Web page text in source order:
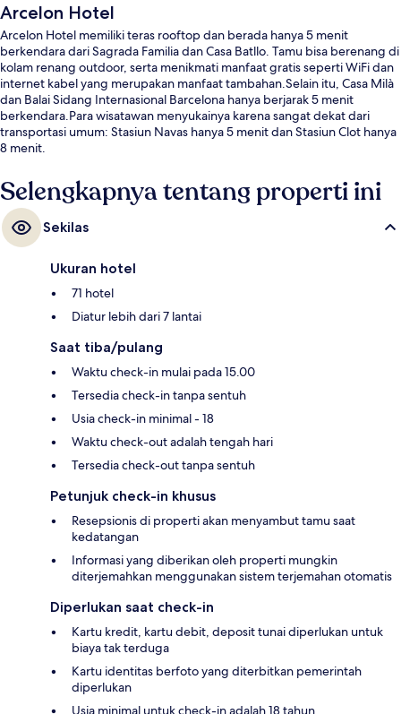
Arcelon Hotel
Arcelon Hotel memiliki teras rooftop dan berada hanya 5 menit
berkendara dari Sagrada Familia dan Casa Batllo. Tamu bisa berenang di
kolam renang outdoor, serta menikmati manfaat gratis seperti WiFi dan
internet kabel yang merupakan manfaat tambahan.Selain itu, Casa Milà
dan Balai Sidang Internasional Barcelona hanya berjarak 5 menit
berkendara.Para wisatawan menyukainya karena sangat dekat dari
transportasi umum: Stasiun Navas hanya 5 menit dan Stasiun Clot hanya
8 menit.
Selengkapnya tentang properti ini
Sekilas
Ukuran hotel
71 hotel
Diatur lebih dari 7 lantai
Saat tiba/pulang
Waktu check-in mulai pada 15.00
Tersedia check-in tanpa sentuh
Usia check-in minimal - 18
Waktu check-out adalah tengah hari
Tersedia check-out tanpa sentuh
Petunjuk check-in khusus
Resepsionis di properti akan menyambut tamu saat
kedatangan
Informasi yang diberikan oleh properti mungkin
diterjemahkan menggunakan sistem terjemahan otomatis
Diperlukan saat check-in
Kartu kredit, kartu debit, deposit tunai diperlukan untuk
biaya tak terduga
Kartu identitas berfoto yang diterbitkan pemerintah
diperlukan
Usia minimal untuk check-in adalah 18 tahun